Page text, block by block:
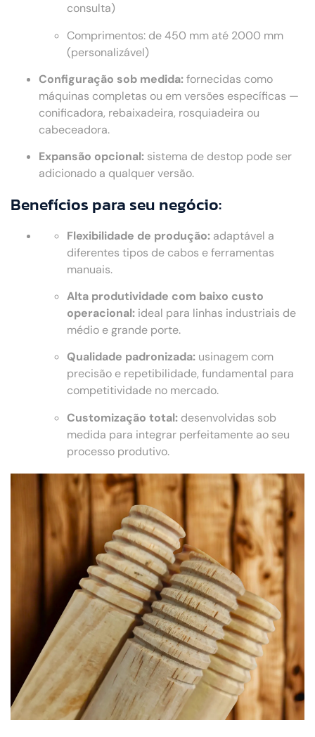
consulta)
Comprimentos: de 450 mm até 2000 mm
(personalizável)
Configuração sob medida:fornecidas como
máquinas completas ou em versões específicas —
conificadora, rebaixadeira, rosquiadeira ou
cabeceadora.
Expansão opcional: sistema de destop pode ser
adicionado a qualquer versão.
Benefícios para seu negócio:
Flexibilidade de produção: adaptável a
diferentes tipos de cabos e ferramentas
manuais.
Alta produtividade com baixo custo
operacional: ideal para linhas industriais de
médio e grande porte.
Qualidade padronizada: usinagem com
precisão e repetibilidade, fundamental para
competitividade no mercado.
Customização total: desenvolvidas sob
medida para integrar perfeitamente ao seu
processo produtivo.